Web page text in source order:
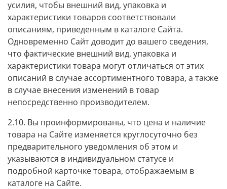
усилия, чтобы внешний вид, упаковка и
характеристики товаров соответствовали
описаниям, приведенным в каталоге Сайта.
Одновременно Сайт доводит до вашего сведения,
что фактические внешний вид, упаковка и
характеристики товара могут отличаться от этих
описаний в случае ассортиментного товара, а также
в случае внесения изменений в товар
непосредственно производителем.
2.10. Вы проинформированы, что цена и наличие
товара на Сайте изменяется круглосуточно без
предварительного уведомления об этом и
указываются в индивидуальном статусе и
подробной карточке товара, отображаемым в
каталоге на Сайте.